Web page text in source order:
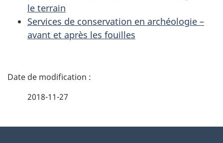
le terrain
Services de conservation en archéologie –
avant et après les fouilles
D
2018-11-27